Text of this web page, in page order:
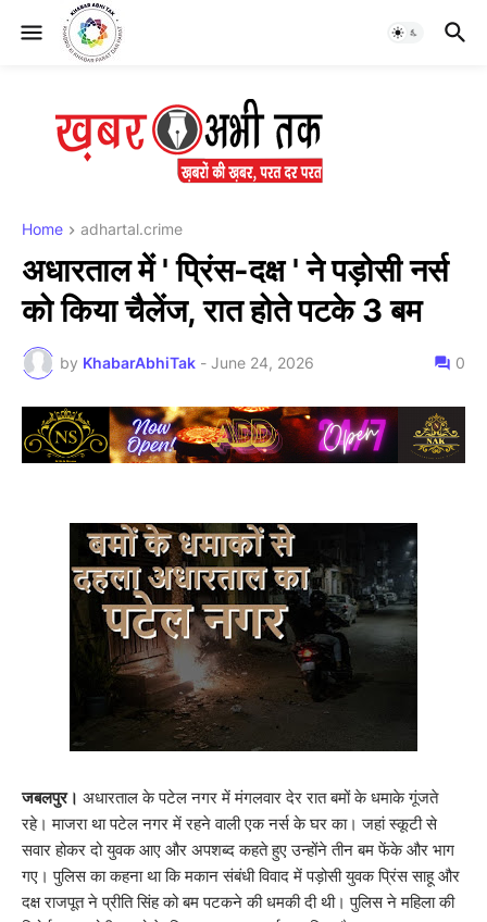
Home adhartal.crime
अधारताल में ' प्रिंस-दक्ष ' ने पड़ोसी नर्स
को किया चैलेंज, रात होते पटके 3 बम
by KhabarAbhiTak - June 24, 2026 0
जबलपुर। अधारताल के पटेल नगर में मंगलवार देर रात बमों के धमाके गूंजते
रहे। माजरा था पटेल नगर में रहने वाली एक नर्स के घर का। जहां स्कूटी से
सवार होकर दो युवक आए और अपशब्द कहते हुए उन्होंने तीन बम फेंके और भाग
गए। पुलिस का कहना था कि मकान संबंधी विवाद में पड़ोसी युवक प्रिंस साहू और
दक्ष राजपूत ने प्रीति सिंह को बम पटकने की धमकी दी थी। पुलिस ने महिला की